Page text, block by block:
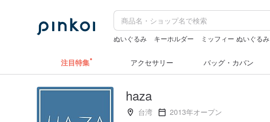
ぬいぐるみ キーホルダー ミッフィー ぬいぐるみ
注目特集 アクセサリー バッグ・カバン
haza
台湾
2013年オープン